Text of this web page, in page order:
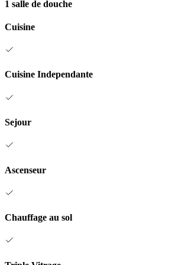
1 salle de douche
Cuisine
Cuisine Independante
Sejour
Ascenseur
Chauffage au sol